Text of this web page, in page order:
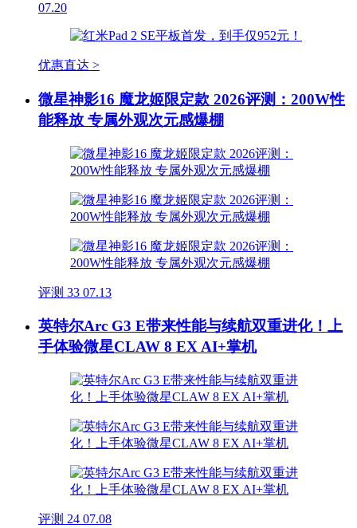
07.20
优惠直达 >
微星神影16 魔龙姬限定款 2026评测：200W性
能释放 专属外观次元感爆棚
评测 33 07.13
英特尔Arc G3 E带来性能与续航双重进化！上
手体验微星CLAW 8 EX AI+掌机
评测 24 07.08